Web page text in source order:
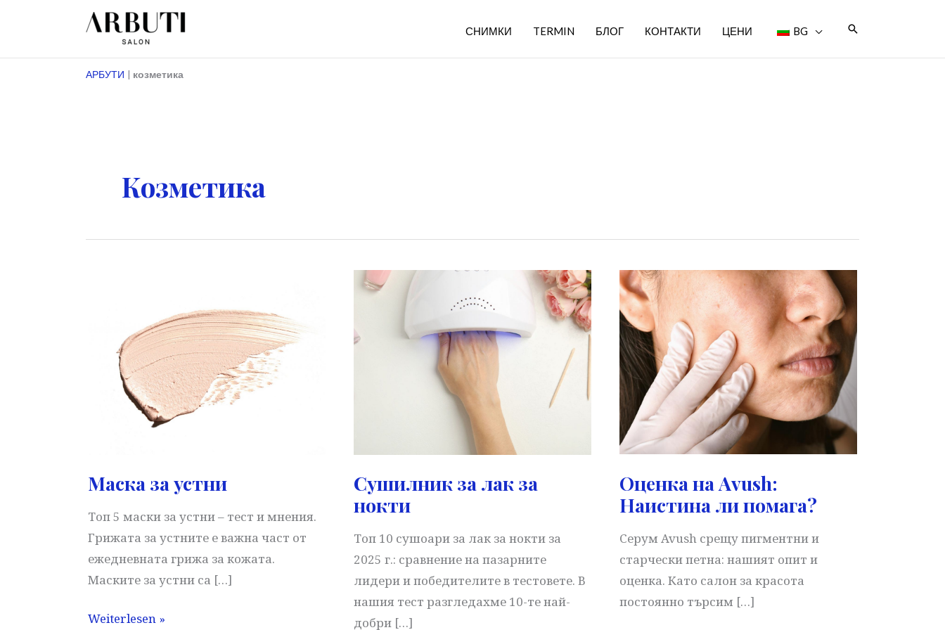
СНИМКИ TERMIN БЛОГ КОНТАКТИ ЦЕНИ BG Търсене
АРБУТИ | козметика
Козметика
Маска за устни
Топ 5 маски за устни – тест и мнения.
Грижата за устните е важна част от
ежедневната грижа за кожата.
Маските за устни са […]
Маска
Weiterlesen »
Сушилник за лак за
нокти
Топ 10 сушоари за лак за нокти за
2025 г.: сравнение на пазарните
лидери и победителите в тестовете. В
нашия тест разгледахме 10-те най-
добри […]
Оценка на Avush:
Наистина ли помага?
Серум Avush срещу пигментни и
старчески петна: нашият опит и
оценка. Като салон за красота
постоянно търсим […]